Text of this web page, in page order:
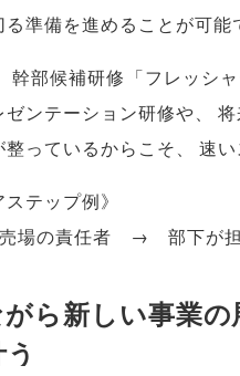
準備を進めることが可能
幹部候補研修 「フレッシ
ンテーション研修や、
っているからこそ、 速
テップ例》
売場の責任者 → 部下が
ら新しい事業